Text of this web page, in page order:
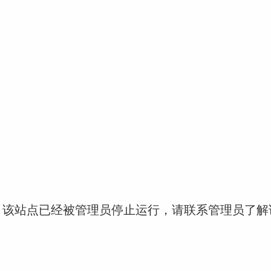
站点已经被管理员停止运行，请联系管理员了